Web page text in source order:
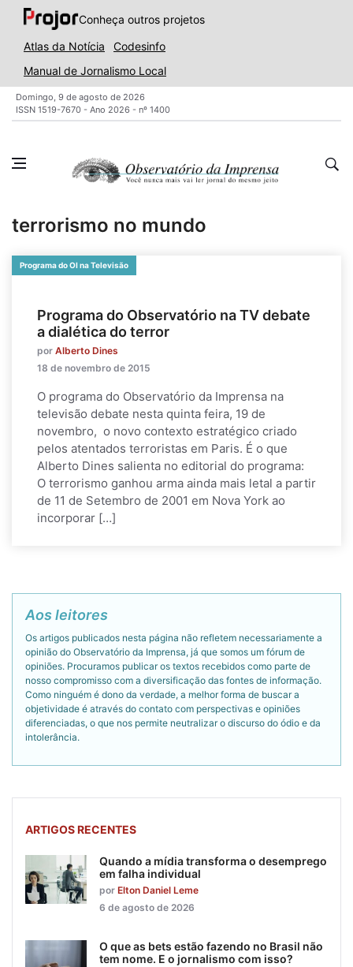
Conheça outros projetos
Atlas da Notícia
Codesinfo
Manual de Jornalismo Local
Domingo, 9 de agosto de 2026
ISSN 1519-7670 - Ano 2026 - nº 1400
terrorismo no mundo
Programa do OI na Televisão
Programa do Observatório na TV debate
a dialética do terror
por Alberto Dines
18 de novembro de 2015
O programa do Observatório da Imprensa na
televisão debate nesta quinta feira, 19 de
novembro, o novo contexto estratégico criado
pelos atentados terroristas em Paris. É o que
Alberto Dines salienta no editorial do programa:
O terrorismo ganhou arma ainda mais letal a partir
de 11 de Setembro de 2001 em Nova York ao
incorporar […]
Aos leitores
Os artigos publicados nesta página não refletem necessariamente a
opinião do Observatório da Imprensa, já que somos um fórum de
opiniões. Procuramos publicar os textos recebidos como parte de
nosso compromisso com a diversificação das fontes de informação.
Como ninguém é dono da verdade, a melhor forma de buscar a
objetividade é através do contato com perspectivas e opiniões
diferenciadas, o que nos permite neutralizar o discurso do ódio e da
intolerância.
ARTIGOS RECENTES
Quando a mídia transforma o desemprego
em falha individual
por Elton Daniel Leme
6 de agosto de 2026
O que as bets estão fazendo no Brasil não
tem nome. E o jornalismo com isso?